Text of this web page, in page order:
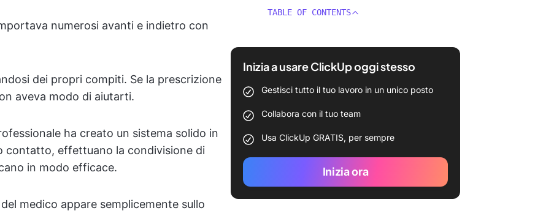
numerosi avanti e indietro con
dei propri compiti. Se la prescrizione
aveva modo di aiutarti.
ha creato un sistema solido in
contatto, effettuano la condivisione di
in modo efficace.
medico appare semplicemente sullo
TABLE OF CONTENTS
Inizia a usare ClickUp oggi stesso
Gestisci tutto il tuo lavoro in un unico posto
Collabora con il tuo team
Usa ClickUp GRATIS, per sempre
Inizia ora